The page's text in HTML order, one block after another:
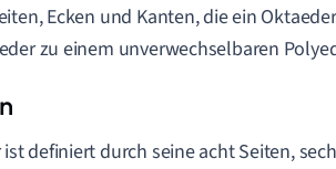
Ecken und Kanten, die ein
zu einem unverwechselbaren
definiert durch seine acht Seiten,